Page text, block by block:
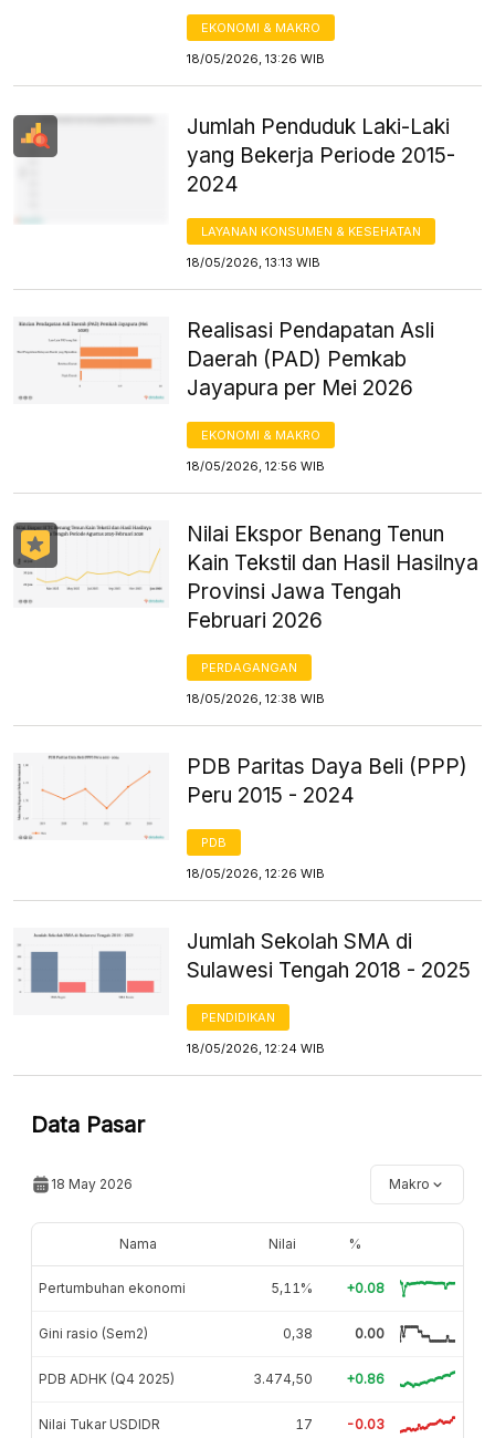
EKONOMI & MAKRO
18/05/2026, 13:26 WIB
Jumlah Penduduk Laki-Laki
yang Bekerja Periode 2015-
2024
LAYANAN KONSUMEN & KESEHATAN
18/05/2026, 13:13 WIB
Realisasi Pendapatan Asli
Daerah (PAD) Pemkab
Jayapura per Mei 2026
EKONOMI & MAKRO
18/05/2026, 12:56 WIB
Nilai Ekspor Benang Tenun
Kain Tekstil dan Hasil Hasilnya
Provinsi Jawa Tengah
Februari 2026
PERDAGANGAN
18/05/2026, 12:38 WIB
PDB Paritas Daya Beli (PPP)
Peru 2015 - 2024
PDB
18/05/2026, 12:26 WIB
Jumlah Sekolah SMA di
Sulawesi Tengah 2018 - 2025
PENDIDIKAN
18/05/2026, 12:24 WIB
Data Pasar
18 May 2026 Makro
Nama Nilai %
Pertumbuhan ekonomi 5,11% +0.08
Gini rasio (Sem2) 0,38 0.00
PDB ADHK (Q4 2025) 3.474,50 +0.86
Nilai Tukar USDIDR 17 -0.03